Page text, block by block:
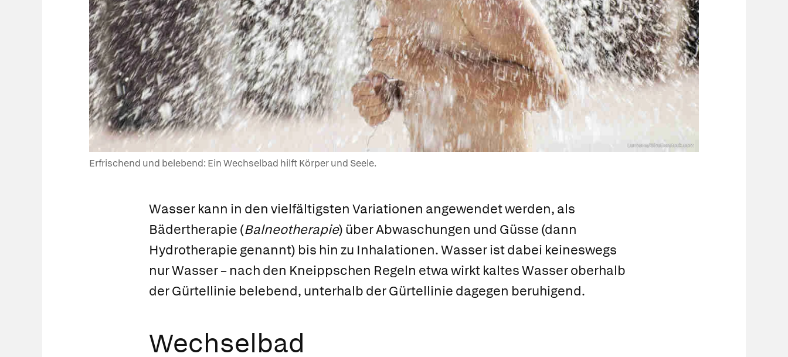
Lumena/Shutterstock.com
Erfrischend und belebend: Ein Wechselbad hilft Körper und Seele.
Wasser kann in den vielfältigsten Variationen angewendet werden, als
Bädertherapie (Balneotherapie) über Abwaschungen und Güsse (dann
Hydrotherapiegenannt) bis hin zu Inhalationen. Wasser ist dabei keineswegs
nur Wasser – nach den Kneippschen Regeln etwa wirkt kaltes Wasser oberhalb
der Gürtellinie belebend, unterhalb der Gürtellinie dagegen beruhigend.
Wechselbad